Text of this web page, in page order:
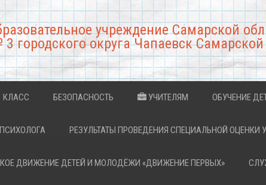
учреждение Самарской
городского округа Чапаевск Самарской
КЛАСС БЕЗОПАСНОСТЬ УЧИТЕЛЯМ ОБУЧЕНИЕ
РЕЗУЛЬТАТЫ ПРОВЕДЕНИЯ СПЕЦИАЛЬНОЙ ОЦЕНКИ
ДВИЖЕНИЕ ДЕТЕЙ И МОЛОДЁЖИ «ДВИЖЕНИЕ ПЕРВЫХ»